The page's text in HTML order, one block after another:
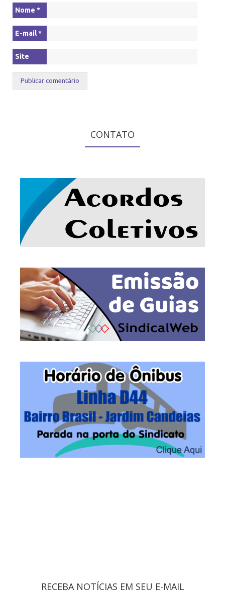
Nome *
E-mail*
Site
CONTATO
RECEBA NOTÍCIAS EM SEU E-MAIL